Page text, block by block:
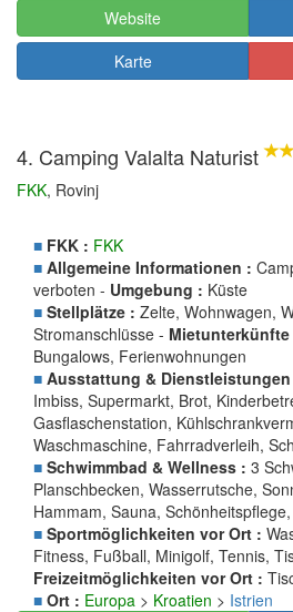
Website
Karte
4. Camping Valalta Naturist
FKK, Rovinj
■ FKK : FKK
■ Allgemeine Informationen :
verboten - Umgebung : Küste
■ Stellplätze : Zelte, Wohnwagen,
Stromanschlüsse - Mietunterkünfte
Bungalows, Ferienwohnungen
■ Ausstattung &
Imbiss, Supermarkt, Brot,
Gasflaschenstation,
Waschmaschine, Fahrradverleih,
■ Schwimmbad & Wellness : 3
Planschbecken, Wasserrutsche,
Hammam, Sauna,
■ Sportmöglichkeiten vor Ort :
Fitness, Fußball, Minigolf, Tennis,
Freizeitmöglichkeiten vor Ort :
■ Ort : Europa > Kroatien > Istrien